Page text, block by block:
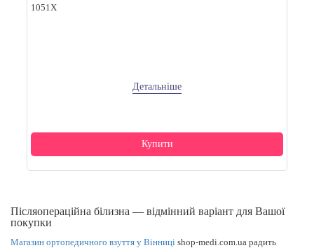
1051X
Детальніше
Купити
Післяопераційна білизна — відмінний варіант для Вашої
покупки
Магазин ортопедичного взуття у Вінниці shop-medi.com.ua радить